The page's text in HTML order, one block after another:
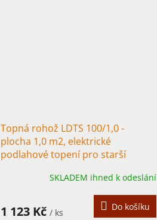
Topná rohož LDTS 100/1,0 -
plocha 1,0 m2, elektrické
podlahové topení pro starší
SKLADEM ihned k odeslání
1 123 Kč / ks
Do košíku